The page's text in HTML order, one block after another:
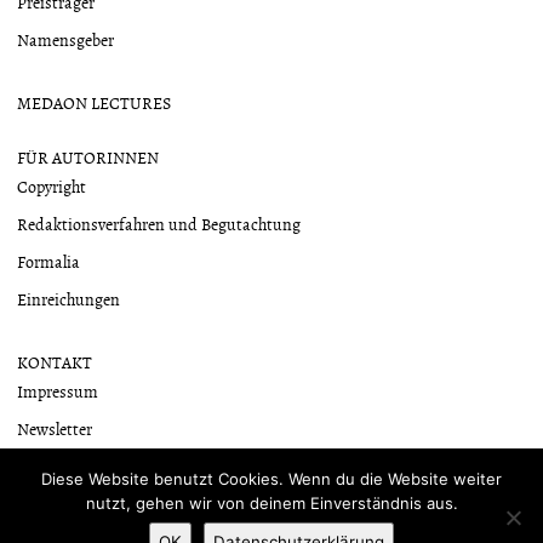
Namensgeber
MEDAON LECTURES
FÜR AUTORINNEN
Copyright
Redaktionsverfahren und Begutachtung
Formalia
Einreichungen
KONTAKT
Impressum
Newsletter
Diese Website benutzt Cookies. Wenn du die Website weiter
nutzt, gehen wir von deinem Einverständnis aus.